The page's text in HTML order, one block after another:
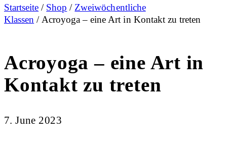
Startseite / Shop / Zweiwöchentliche
Klassen / Acroyoga – eine Art in Kontakt zu treten
Acroyoga – eine Art in
Kontakt zu treten
7. June 2023